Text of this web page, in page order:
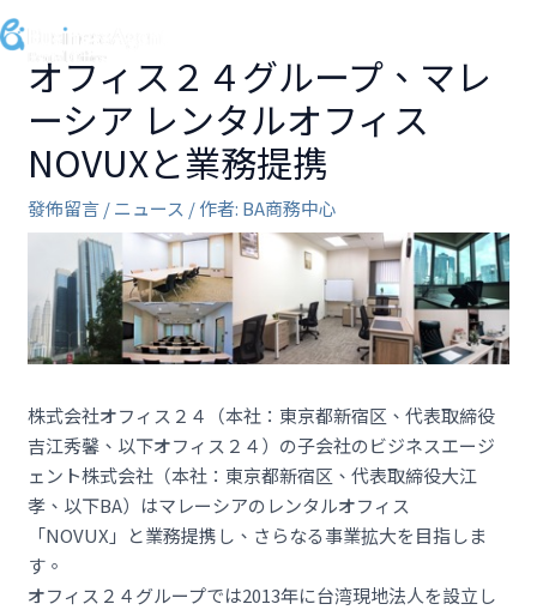
跳
至
オフィス２４グループ、マレ
ーシア レンタルオフィス
NOVUXと業務提携
發佈留言/ニュース / 作者: BA商務中心
株式会社オフィス２４（本社：東京都新宿区、代表取締役
吉江秀馨、以下オフィス２４）の子会社のビジネスエージ
ェント株式会社（本社：東京都新宿区、代表取締役大江
孝、以下BA）はマレーシアのレンタルオフィス
「NOVUX」と業務提携し、さらなる事業拡大を目指しま
す。
オフィス２４グループでは2013年に台湾現地法人を設立し